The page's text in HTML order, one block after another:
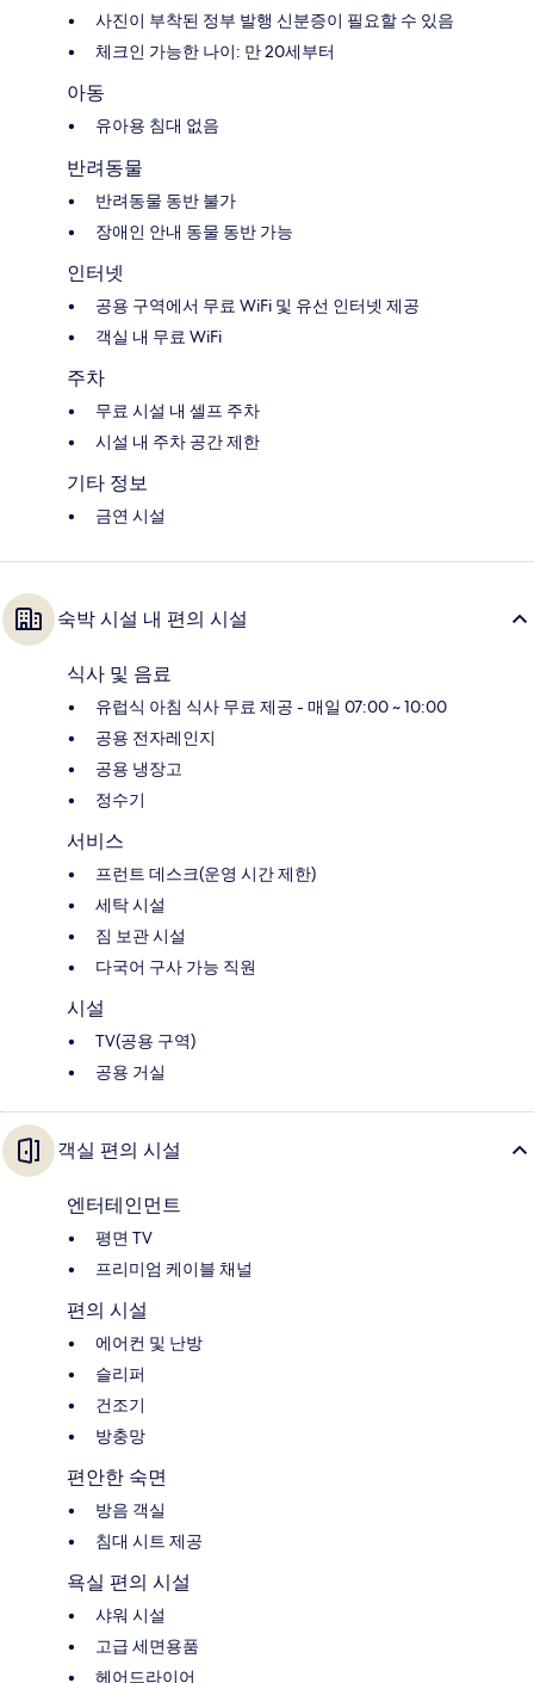
사진이 부착된 정부 발행 신분증이 필요할 수 있음
체크인 가능한 나이: 만 20세부터
아동
유아용 침대 없음
반려동물
반려동물 동반 불가
장애인 안내 동물 동반 가능
인터넷
공용 구역에서 무료 WiFi 및 유선 인터넷 제공
객실 내 무료 WiFi
주차
무료 시설 내 셀프 주차
시설 내 주차 공간 제한
기타 정보
금연 시설
숙박 시설 내 편의 시설
식사 및 음료
유럽식 아침 식사 무료 제공 - 매일 07:00 ~ 10:00
공용 전자레인지
공용 냉장고
정수기
서비스
프런트 데스크(운영 시간 제한)
세탁 시설
짐 보관 시설
다국어 구사 가능 직원
시설
TV(공용 구역)
공용 거실
객실 편의 시설
엔터테인먼트
평면 TV
프리미엄 케이블 채널
편의 시설
에어컨 및 난방
슬리퍼
건조기
방충망
편안한 숙면
방음 객실
침대 시트 제공
욕실 편의 시설
샤워 시설
고급 세면용품
헤어드라이어